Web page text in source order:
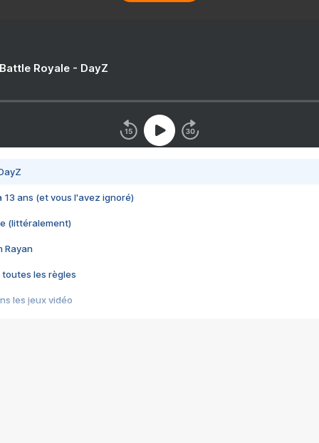
Royale - DayZ
13 ans (et vous l'avez ignoré)
(littéralement)
Rayan
toutes les règles
les jeux vidéo